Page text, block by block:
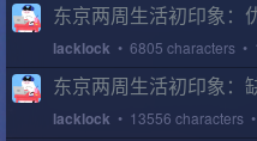
东京两周生活初印象：
lacklock • 6805 characters •
东京两周生活初印象：
lacklock • 13556 characters